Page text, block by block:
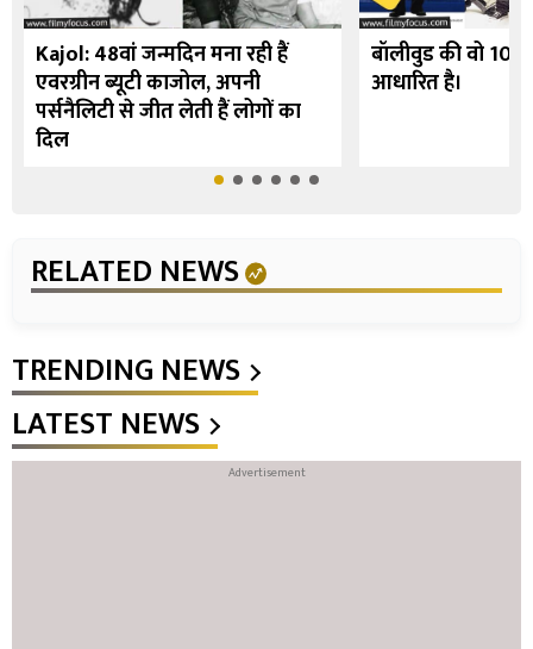
Kajol: 48वां जन्मदिन मना रही हैं
एवरग्रीन ब्यूटी काजोल, अपनी
पर्सनैलिटी से जीत लेती हैं लोगों का
दिल
बॉलीवुड की वो 10
आधारित है।
RELATED NEWS
TRENDING NEWS
LATEST NEWS